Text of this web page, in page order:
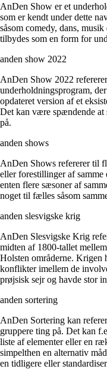
AnDen Show er et
som er kendt under dette
såsom comedy, dans,
tilbydes som en form for
anden show 2022
AnDen Show 2022
underholdningsprogram,
opdateret version af et
Det kan være spændende at
på.
anden shows
AnDen Shows refererer til
eller forestillinger af
enten flere sæsoner af
noget til fælles såsom
anden slesvigske krig
AnDen Slesvigske Krig
midten af 1800-tallet
Holsten områderne. Krigen
konflikter imellem de
prøjsisk sejr og havde stor
anden sortering
AnDen Sortering kan
gruppere ting på. Det kan
liste af elementer eller en
simpelthen en alternativ
en tidligere eller